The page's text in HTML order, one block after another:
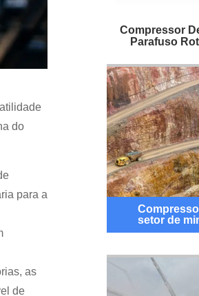
do
para a
as
de
Compressor
Parafuso
setor de